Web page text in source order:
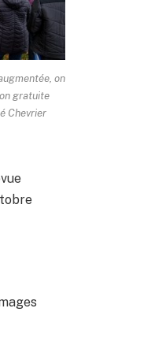
on
gratuite
Chevrier